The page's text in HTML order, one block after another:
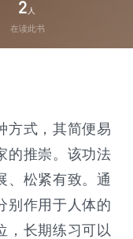
2 人
在读此书
方式，其简便易
的推崇。该功法
、松紧有致。通
别作用于人体的
，长期练习可以